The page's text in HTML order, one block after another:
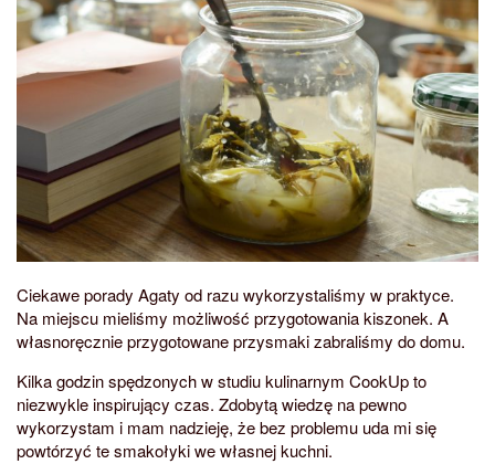
Ciekawe porady Agaty od razu wykorzystaliśmy w praktyce.
Na miejscu mieliśmy możliwość przygotowania kiszonek. A
własnoręcznie przygotowane przysmaki zabraliśmy do domu.
Kilka godzin spędzonych w studiu kulinarnym CookUp to
niezwykle inspirujący czas. Zdobytą wiedzę na pewno
wykorzystam i mam nadzieję, że bez problemu uda mi się
powtórzyć te smakołyki we własnej kuchni.